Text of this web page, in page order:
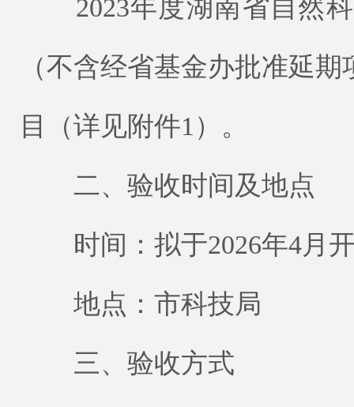
2023年度湖南省自然科
（不含经省基金办批准延
目（详见附件1）。
二、验收时间及地点
时间：拟于2026年4月开
地点：市科技局
三、验收方式